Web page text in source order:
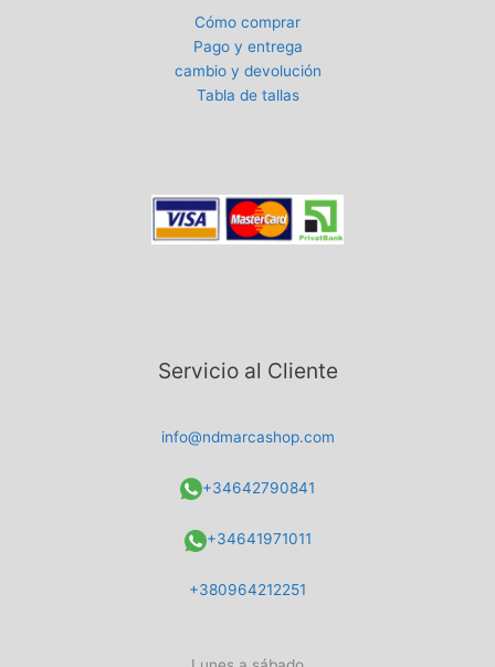
Cómo comprar
Pago y entrega
cambio y devolución
Tabla de tallas
Servicio al Cliente
info@ndmarcashop.com
+34642790841
+34641971011
+380964212251